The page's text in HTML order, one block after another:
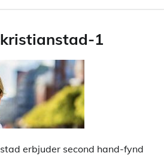
1
erbjuder second hand-fynd